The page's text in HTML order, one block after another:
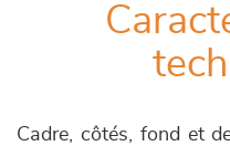
Cadre, côtés, fond et